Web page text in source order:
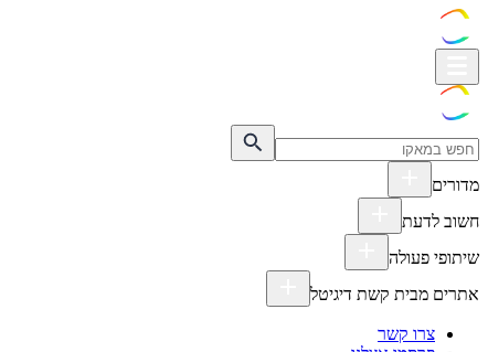
מדורים
חשוב לדעת
שיתופי פעולה
אתרים מבית קשת דיגיטל
צרו קשר